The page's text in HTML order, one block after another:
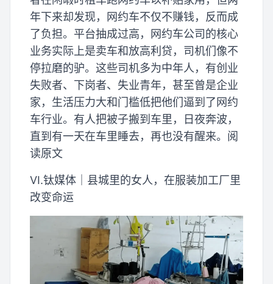
年下来却发现，网约车不仅不赚钱，反而成
了负担。平台抽成过高，网约车公司的核心
业务实际上是卖车和放高利贷，司机们像不
停拉磨的驴。这些司机多为中年人，有创业
失败者、下岗者、失业青年，甚至曾是企业
家，生活压力大和门槛低把他们逼到了网约
车行业。有人把被子搬到车里，日夜奔波，
直到有一天在车里睡去，再也没有醒来。阅
读原文
VI.钛媒体｜县城里的女人，在服装加工厂里
改变命运